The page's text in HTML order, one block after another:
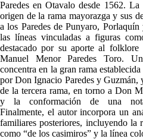
Paredes en Otavalo desde 1562.
origen de la rama mayorazga y sus
a los Paredes de Punyaro,
las líneas vinculadas a figuras
destacado por su aporte al
Manuel Menor Paredes Toro.
concentra en la gran rama
por Don Ignacio Paredes y Guzmán,
de la tercera rama, en torno a Don
y la conformación de una
Finalmente, el autor incorpora un
familiares posteriores, incluyendo la
como “de los casimiros” y la línea